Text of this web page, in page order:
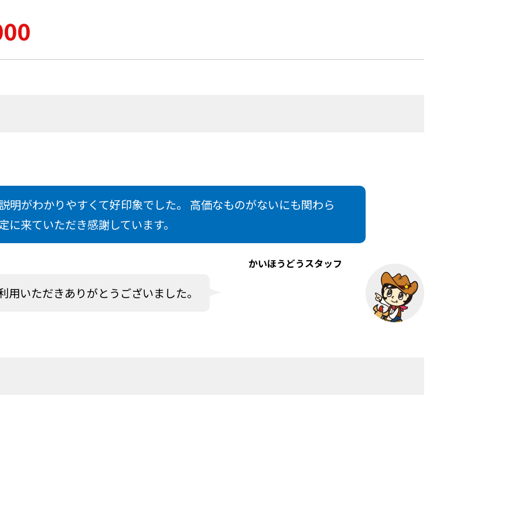
明がわかりやすくて好印象でした。 高価なものがないにも関わら
に来ていただき感謝しています。
かいほうどうスタッフ
用いただきありがとうございました。